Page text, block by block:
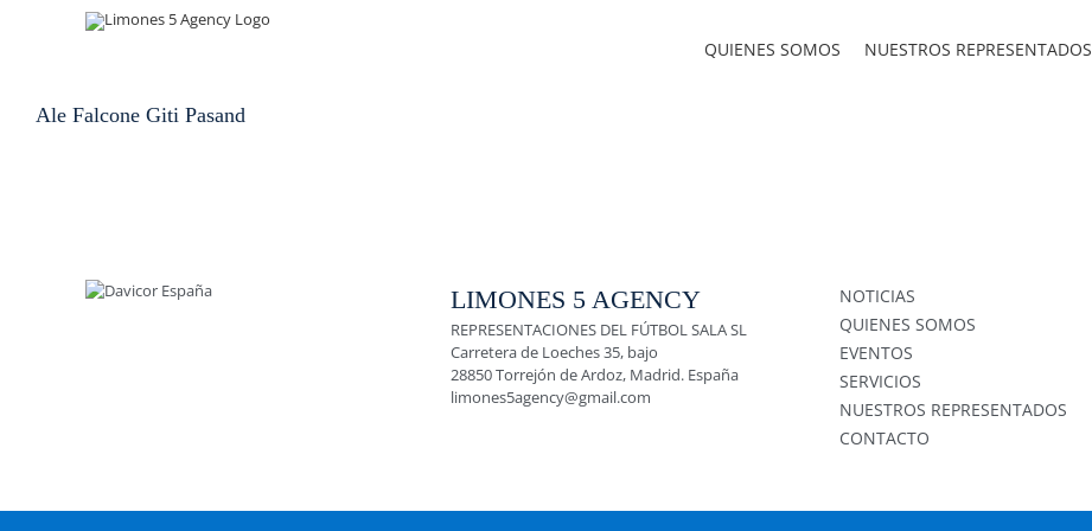
QUIENES SOMOS NUESTROS REPRESENTADOS
Ale Falcone Giti Pasand
LIMONES 5 AGENCY
REPRESENTACIONES DEL FÚTBOL SALA SL
Carretera de Loeches 35, bajo
28850 Torrejón de Ardoz, Madrid. España
limones5agency@gmail.com
NOTICIAS
QUIENES SOMOS
EVENTOS
SERVICIOS
NUESTROS REPRESENTADOS
CONTACTO